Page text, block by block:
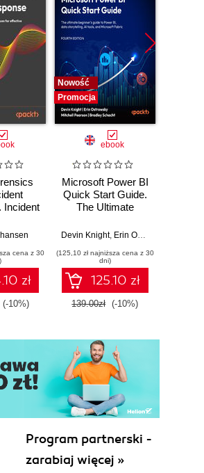
Incident
for
-
cena z 30
zł
(-10%)
Nowość
Promocja
ebook
Microsoft Power BI
Quick Start Guide.
The Ultimate
to Power BI, Data
Tools, and
Microsoft Fabric -
Fourth Edition
Devin Knight, Erin Ostrowsky
(125,10 zł najniższa cena z 30
dni)
125.10 zł
139.00zł (-10%)
Program partnerski -
zarabiaj więcej »